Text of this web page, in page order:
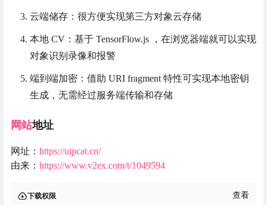
云端储存：很方便实现第三方对象云存储
本地 CV：基于 TensorFlow.js ，在浏览器端就可以实现
对象识别录像和报警
端到端加密：借助 URI fragment 特性可实现本地密钥
生成，无需经过服务端传输和存储
网站地址
网址： https://uipcat.cn/
由来： https://www.v2ex.com/t/1049594
下载权限 查看